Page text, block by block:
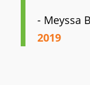
- Meyssa
2019